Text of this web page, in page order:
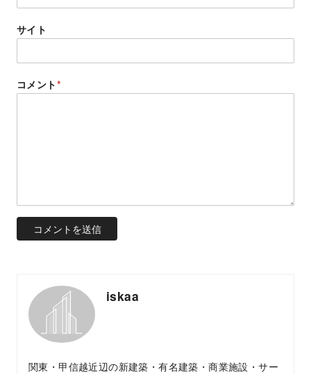
サイト
コメント*
iskaa
関東・甲信越近辺の新建築・有名建築・商業施設・サー